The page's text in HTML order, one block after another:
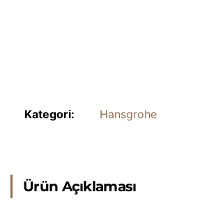
Kategori: Hansgrohe
Ürün Açıklaması